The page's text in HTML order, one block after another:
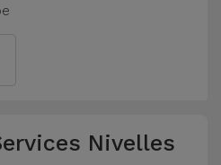
Nivelles